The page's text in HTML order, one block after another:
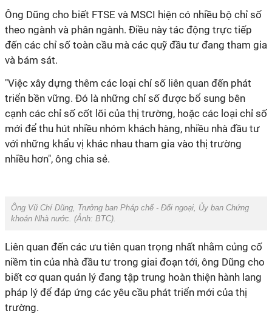
Ông Dũng cho biết FTSE và MSCI hiện có nhiều bộ chỉ số
theo ngành và phân ngành. Điều này tác động trực tiếp
đến các chỉ số toàn cầu mà các quỹ đầu tư đang tham gia
và bám sát.
"Việc xây dựng thêm các loại chỉ số liên quan đến phát
triển bền vững. Đó là những chỉ số được bổ sung bên
cạnh các chỉ số cốt lõi của thị trường, hoặc các loại chỉ số
mới để thu hút nhiều nhóm khách hàng, nhiều nhà đầu tư
với những khẩu vị khác nhau tham gia vào thị trường
nhiều hơn", ông chia sẻ.
Ông Vũ Chí Dũng, Trưởng ban Pháp chế - Đối ngoại, Ủy ban Chứng
khoán Nhà nước. (Ảnh: BTC).
Liên quan đến các ưu tiên quan trọng nhất nhằm củng cố
niềm tin của nhà đầu tư trong giai đoạn tới, ông Dũng cho
biết cơ quan quản lý đang tập trung hoàn thiện hành lang
pháp lý để đáp ứng các yêu cầu phát triển mới của thị
trường.